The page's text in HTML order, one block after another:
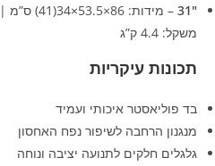
31″
משקל: 4.4 ק”ג
תכונות עיקריות
בד פוליאסטר איכותי ועמיד
מנגנון הרחבה לשיפור נפח האחסון
גלגלים חלקים לתנועה יציבה ונוחה